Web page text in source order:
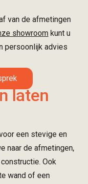
van de afmetingen
showroom kunt u
persoonlijk advies
laten
een stevige en
naar de afmetingen,
Ook
wand of een